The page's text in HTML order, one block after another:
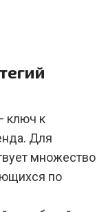
ключ к
Для
множество
по